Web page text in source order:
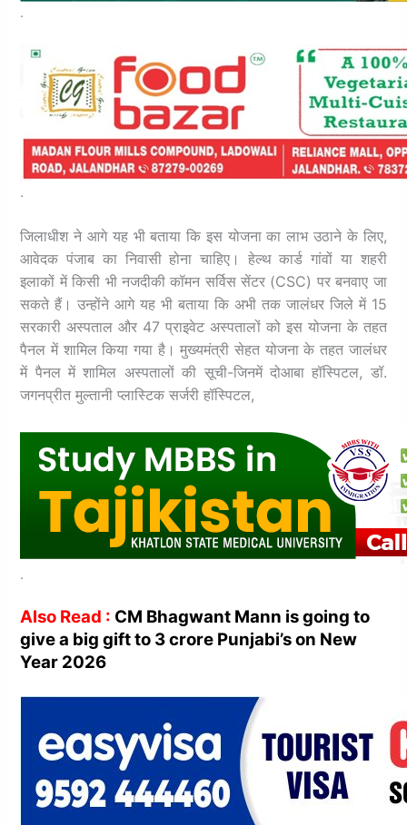
.
.
जिलाधीश ने आगे यह भी बताया कि इस योजना का लाभ उठाने के लिए,
आवेदक पंजाब का निवासी होना चाहिए। हेल्थ कार्ड गांवों या शहरी
इलाकों में किसी भी नजदीकी कॉमन सर्विस सेंटर (CSC) पर बनवाए जा
सकते हैं।उन्होंने आगे यह भी बताया कि अभी तक जालंधर जिले में 15
सरकारी अस्पताल और 47 प्राइवेट अस्पतालों को इस योजना के तहत
पैनल में शामिल किया गया है। मुख्यमंत्री सेहत योजना के तहत जालंधर
में पैनल में शामिल अस्पतालों की सूची-जिनमें दोआबा हॉस्पिटल, डॉ.
जगनप्रीत मुल्तानी प्लास्टिक सर्जरी हॉस्पिटल,
.
Also Read : CM Bhagwant Mann is going to
give a big gift to 3 crore Punjabi’s on New
Year 2026